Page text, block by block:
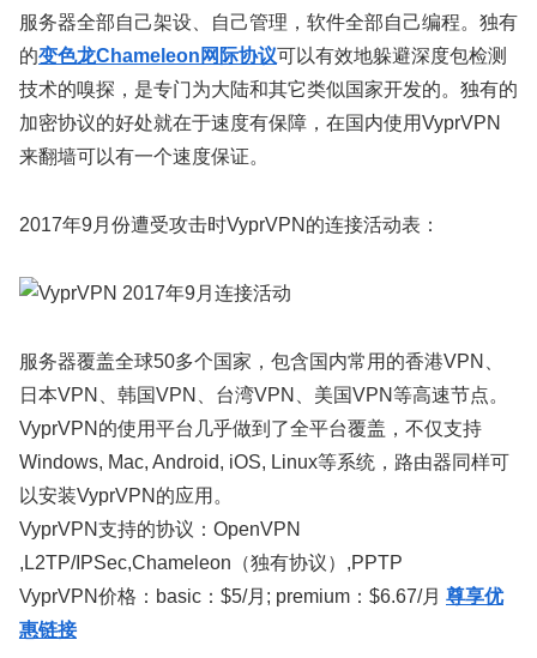
服务器全部自己架设、自己管理，软件全部自己编程。独有
的变色龙Chameleon网际协议可以有效地躲避深度包检测
技术的嗅探，是专门为大陆和其它类似国家开发的。独有的
加密协议的好处就在于速度有保障，在国内使用VyprVPN
来翻墙可以有一个速度保证。
2017年9月份遭受攻击时VyprVPN的连接活动表：
服务器覆盖全球50多个国家，包含国内常用的香港VPN、
日本VPN、韩国VPN、台湾VPN、美国VPN等高速节点。
VyprVPN的使用平台几乎做到了全平台覆盖，不仅支持
Windows, Mac, Android, iOS, Linux等系统，路由器同样可
以安装VyprVPN的应用。
VyprVPN支持的协议：OpenVPN
,L2TP/IPSec,Chameleon（独有协议）,PPTP
VyprVPN价格：basic：$5/月; premium：$6.67/月 尊享优
惠链接